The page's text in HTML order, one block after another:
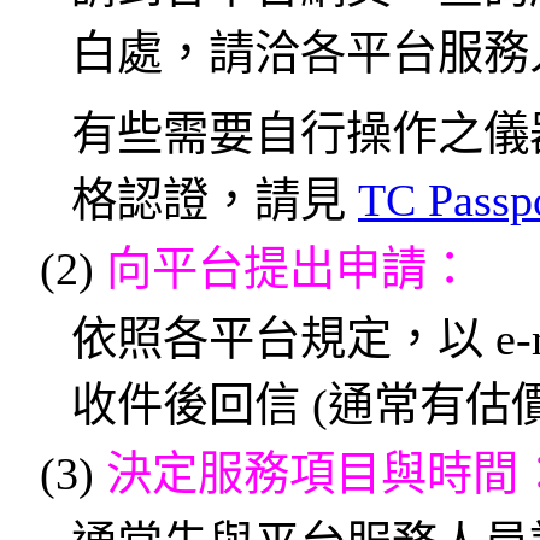
白處，請洽各平台服
有些需要自行操作之
格認證，請見 TC
(2) 向平台提出申請：
依照各平台規定，以
收件後回信 (通常有估
(3) 決定服務項目與時間